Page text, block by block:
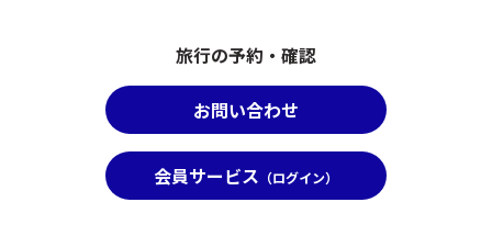
旅行の予約・確認
お問い合わせ
会員サービス （ログイン）